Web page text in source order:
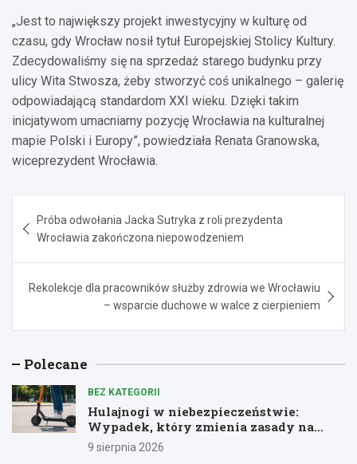
„Jest to największy projekt inwestycyjny w kulturę od
czasu, gdy Wrocław nosił tytuł Europejskiej Stolicy Kultury.
Zdecydowaliśmy się na sprzedaż starego budynku przy
ulicy Wita Stwosza, żeby stworzyć coś unikalnego – galerię
odpowiadającą standardom XXI wieku. Dzięki takim
inicjatywom umacniamy pozycję Wrocławia na kulturalnej
mapie Polski i Europy”, powiedziała Renata Granowska,
wiceprezydent Wrocławia.
wpisu
Próba odwołania Jacka Sutryka z roli prezydenta
Wrocławia zakończona niepowodzeniem
Rekolekcje dla pracowników służby zdrowia we Wrocławiu
– wsparcie duchowe w walce z cierpieniem
Polecane
BEZ KATEGORII
Hulajnogi w niebezpieczeństwie:
Wypadek, który zmienia zasady na
drogach
9 sierpnia 2026